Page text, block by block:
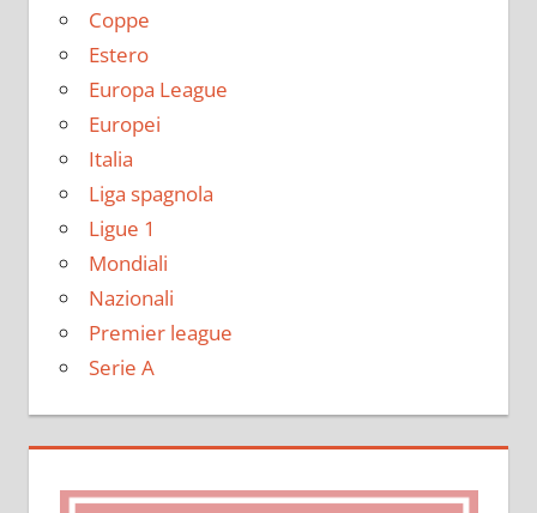
Coppe
Estero
Europa League
Europei
Italia
Liga spagnola
Ligue 1
Mondiali
Nazionali
Premier league
Serie A